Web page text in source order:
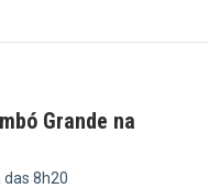
Grande na
8h20